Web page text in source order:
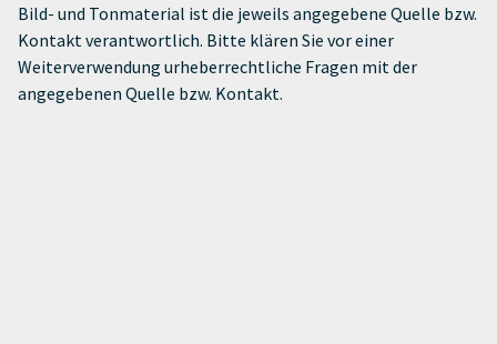
Bild- und Tonmaterial ist die jeweils angegebene Quelle bzw.
Kontakt verantwortlich. Bitte klären Sie vor einer
Weiterverwendung urheberrechtliche Fragen mit der
angegebenen Quelle bzw. Kontakt.